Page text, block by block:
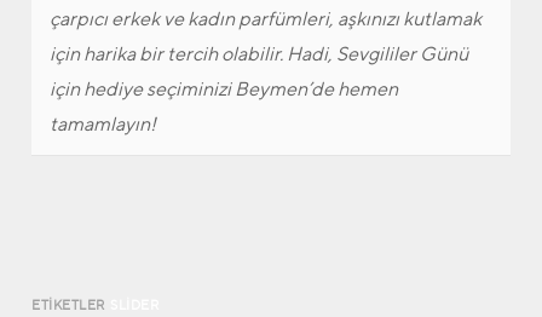
çarpıcı erkek ve kadın parfümleri, aşkınızı kutlamak
için harika bir tercih olabilir. Hadi, Sevgililer Günü
için hediye seçiminizi Beymen’de hemen
tamamlayın!
ETIKETLER